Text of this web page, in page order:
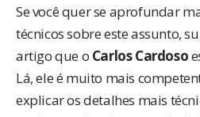
Se você quer se aprofundar
técnicos sobre este assunto,
artigo que o Carlos Cardoso
Lá, ele é muito mais
explicar os detalhes mais